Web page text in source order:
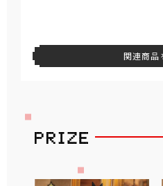
関連商品